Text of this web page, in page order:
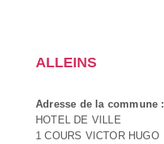
ALLEINS
Adresse de la commune :
HOTEL DE VILLE
1 COURS VICTOR HUGO